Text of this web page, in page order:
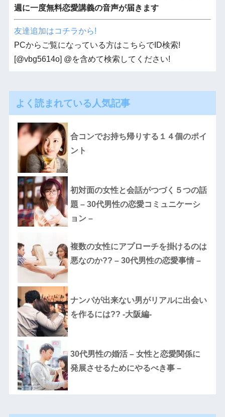
週に一度無料恋愛講義の音声が届きます
友達追加はコチラから!
PCからご覧になっている方はこちらでID検索!
[@vbg5614o] @を含めて検索してください!
よく読まれている人気記事
合コンでお持ち帰りする１４個のポイ
ント
初対面の女性と会話がつづく５つの話
題 – 30代男性の恋愛コミュニケーシ
ョン –
複数の女性にアプローチを掛けるのは
悪なのか?? – 30代男性の恋愛事情 –
ナンパが出来ない男がリアルに出会い
を作るには?? -大阪編-
30代男性の婚活 – 女性と恋愛関係に
発展させるためにやるべき事 –